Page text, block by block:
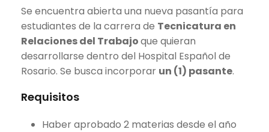
Se encuentra abierta una nueva pasantía para
estudiantes de la carrera de Tecnicatura en
Relaciones del Trabajoque quieran
desarrollarse dentro del Hospital Español de
Rosario. Se busca incorporar un (1) pasante.
Requisitos
Haber aprobado 2 materias desde el año